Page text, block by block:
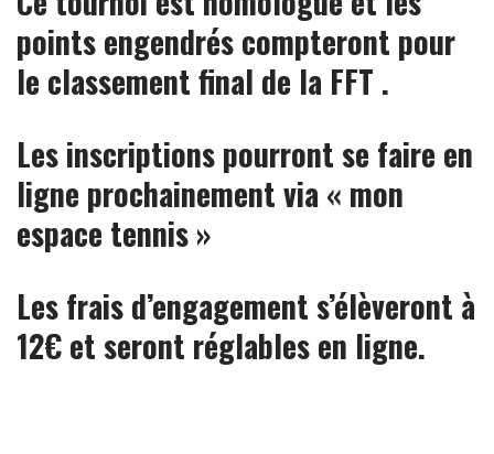
points engendrés compteront pour
le classement final de la FFT .
Les inscriptions pourront se faire en
ligne prochainement via « mon
espace tennis »
Les frais d’engagement s’élèveront à
12€ et seront réglables en ligne.